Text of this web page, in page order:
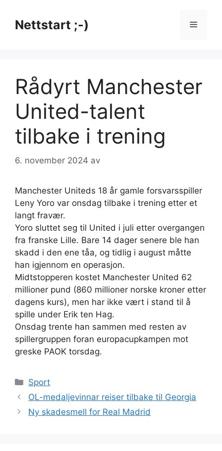
innholdNettstart ;-) Meny
Rådyrt Manchester
United-talent
tilbake i trening
6. november 2024 av
Manchester Uniteds 18 år gamle forsvarsspiller
Leny Yoro var onsdag tilbake i trening etter et
langt fravær.
Yoro sluttet seg til United i juli etter overgangen
fra franske Lille. Bare 14 dager senere ble han
skadd i den ene tåa, og tidlig i august måtte
han igjennom en operasjon.
Midtstopperen kostet Manchester United 62
millioner pund (860 millioner norske kroner etter
dagens kurs), men har ikke vært i stand til å
spille under Erik ten Hag.
Onsdag trente han sammen med resten av
spillergruppen foran europacupkampen mot
greske PAOK torsdag.
Kategorier
Sport
OL-medaljevinnar reiser tilbake til Georgia
Ny skadesmell for Real Madrid